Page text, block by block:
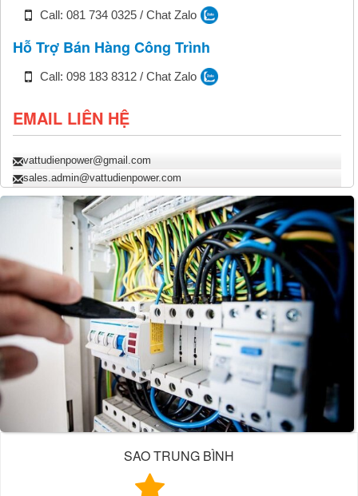
Call: 081 734 0325 / Chat Zalo
Hỗ Trợ Bán Hàng Công Trình
Call: 098 183 8312 / Chat Zalo
EMAIL LIÊN HỆ
vattudienpower@gmail.com
sales.admin@vattudienpower.com
SAO TRUNG BÌNH